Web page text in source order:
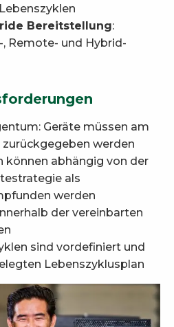
Bereitstellung:
Remote- und Hybrid-
Geräte müssen am
werden
können abhängig von der
als
werden
der vereinbarten
sind vordefiniert und
Lebenszyklusplan